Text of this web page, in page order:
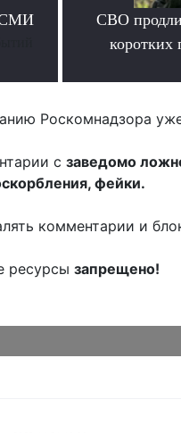
СМИ
СВО
коротких
Роскомнадзора
с заведомо
фейки.
комментарии и
ресурсы запрещено!